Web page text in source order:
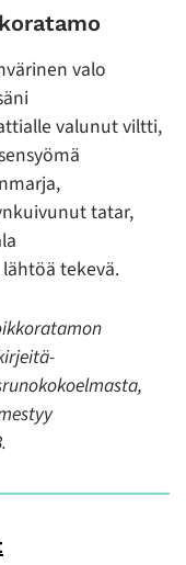
valo
valunut viltti,
tatar,
tekevä.